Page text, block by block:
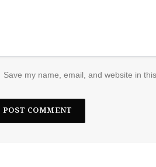
Save my name, email, and website in